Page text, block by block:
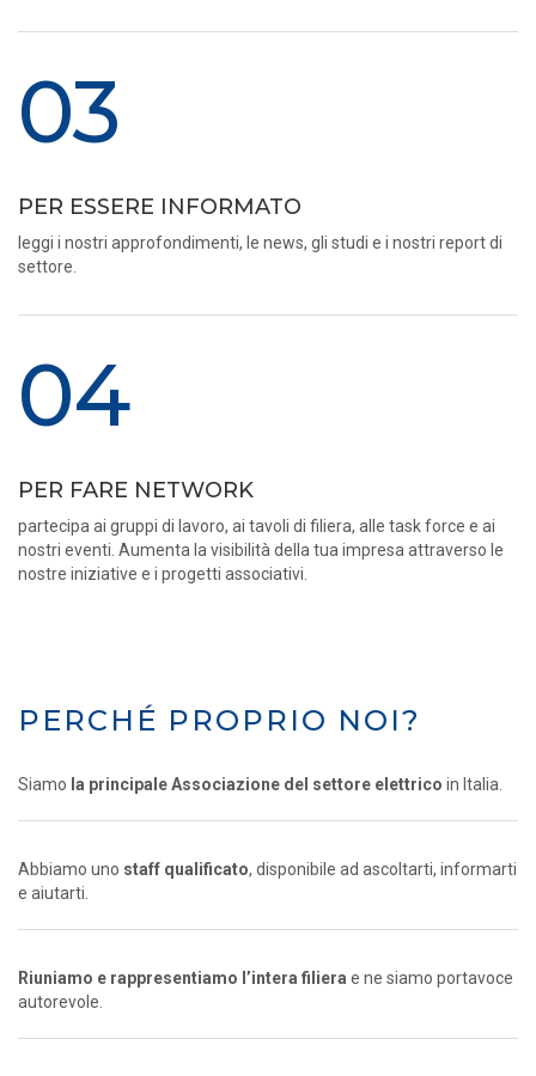
03
PER ESSERE INFORMATO
leggi i nostri approfondimenti, le news, gli studi e i nostri report di
settore.
04
PER FARE NETWORK
partecipa ai gruppi di lavoro, ai tavoli di filiera, alle task force e ai
nostri eventi. Aumenta la visibilità della tua impresa attraverso le
nostre iniziative e i progetti associativi.
PERCHÉ PROPRIO NOI?
Siamo la principale Associazione del settore elettrico in Italia.
Abbiamo uno staff qualificato, disponibile ad ascoltarti, informarti
e aiutarti.
Riuniamo e rappresentiamo l’intera filiera e ne siamo portavoce
autorevole.